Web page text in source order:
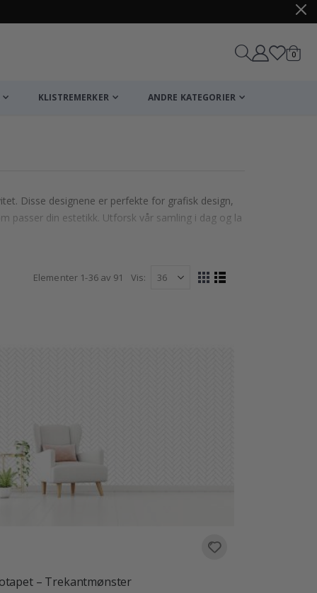
0varer
KLISTREMERKER ANDRE KATEGORIER
Disse designene er perfekte for grafisk design,
passer din estetikk. Utforsk vår samling i dag og la
Elementer 1-36av 91 Vis
Vise
Rutenett
Liste
– Trekantmønster